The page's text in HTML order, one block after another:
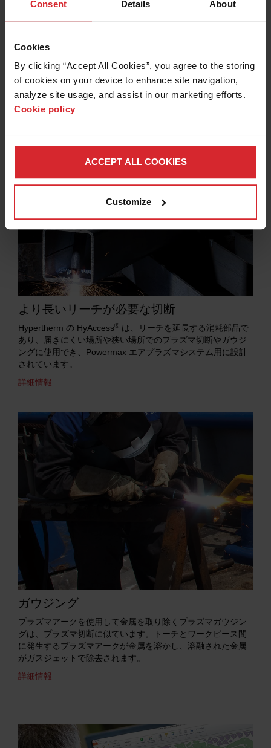
Consent Details About
Cookies
By clicking “Accept All Cookies”, you agree to the storing
of cookies on your device to enhance site navigation,
analyze site usage, and assist in our marketing efforts.
Cookie policy
ACCEPT ALL COOKIES
Customize
Fine feature 切断
は、狭いカーフ幅の切断方法が必要です。
詳細情報
より長いリーチが必要な切断
Hypertherm の HyAccess® は、リーチを延長する消耗部品で
あり、届きにくい場所や狭い場所でのプラズマ切断やガウジ
ングに使用でき、Powermax エアプラズマシステム用に設計
されています。
詳細情報
ガウジング
プラズマアークを使用して金属を取り除くプラズマガウジン
グは、プラズマ切断に似ています。トーチとワークピース間
に発生するプラズマアークが金属を溶かし、溶融された金属
がガスジェットで除去されます。
詳細情報